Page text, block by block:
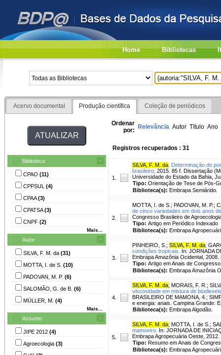
Home Bibliotecas
Acervo documental Produção científica Coleção de periódicos
Biblioteca
CPAO (11)
CPPSUL (4)
CPAA(3)
CPATSA(3)
CNPF (2)
Mais...
Autor
SILVA, F. M. da (31)
MOTTA, I. de S. (10)
PADOVAN, M. P. (6)
SALOMÃO, G. de B. (6)
MÜLLER, M. (4)
Mais...
Assunto
JIPE 2012 (4)
Agroecologia (3)
Ordenar
por: Relevância Autor Título Ano
Registros recuperados : 31
1.
SILVA, F. M. da Determinação do
brasileiro; 2015. 85 f. Dissertação
Universidade do Estado da Bahia,
Tipo: Orientação de Tese de Pós-
Biblioteca(s): Embrapa Semiárido.
2.
MOTTA, I. de S. ; PADOVAN, M. P. ;
de cinco variedades em dois anos
Congresso Brasileiro de
Tipo: Artigo em Periódico Indexado
Biblioteca(s): Embrapa
3.
PINHEIRO, S. ; SILVA, F. M. da;
condições tropicais.
In: JORNADA
Embrapa Amazônia Ocidental,
Tipo: Artigo em Anais de
Biblioteca(s): Embrapa Amazônia
4.
SILVA, F. M. da; MORAIS, F. R. ;
viscosidade em mistura de
BRASILEIRO DE MAMONA, 4.;
e energia: anais. Campina Grande:
Biblioteca(s): Embrapa Algodão.
5.
SILVA, F. M. da; MOTTA, I. de S. ;
mamoeiro. In: JORNADA DE
Embrapa Agropecuária Oeste,
Tipo: Resumo em Anais de
Biblioteca(s): Embrapa